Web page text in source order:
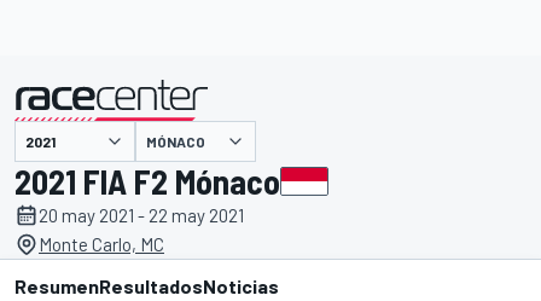
presentado por MÓNACO
2021 FIA F2 Mónaco
20 may 2021 - 22 may 2021
Monte Carlo, MC
ResumenResultadosNoticias